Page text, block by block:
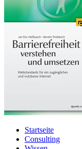
Startseite
Consulting